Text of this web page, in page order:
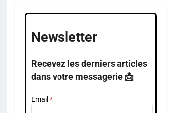
Newsletter
Recevez les derniers articles
dans votre messagerie 📩
Email